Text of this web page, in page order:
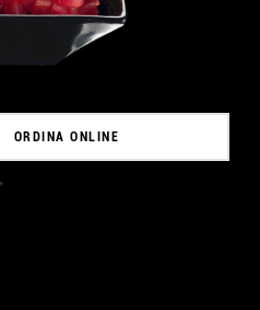
ORDINA ONLINE